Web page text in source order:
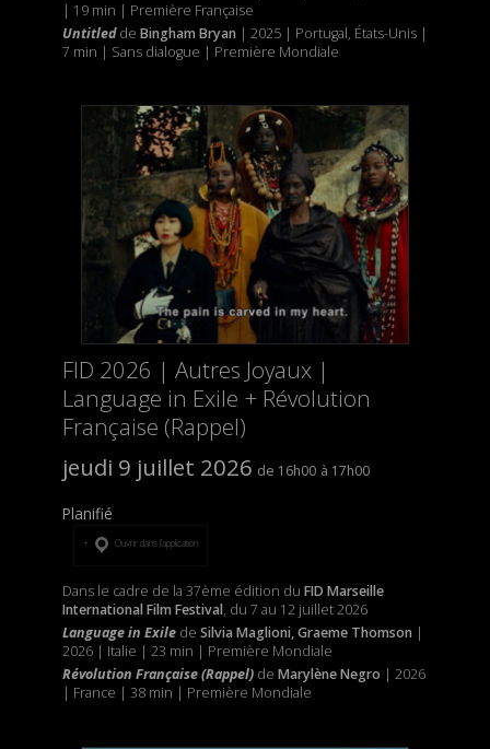
| 19 min | Première Française
Untitledde Bingham Bryan | 2025 | Portugal, États-Unis |
7 min | Sans dialogue | Première Mondiale
FID 2026 | Autres Joyaux |
Language in Exile + Révolution
Française (Rappel)
jeudi 9 juillet 2026
16h00 17h00
Planifié
Ouvrir dans l’application
Dans le cadre de la 37ème édition du FID Marseille
International Film Festival, du 7 au 12 juillet 2026
Language in Exilede Silvia Maglioni, Graeme Thomson |
2026 | Italie | 23 min | Première Mondiale
Révolution Française (Rappel) de Marylène Negro | 2026
| France | 38 min | Première Mondiale